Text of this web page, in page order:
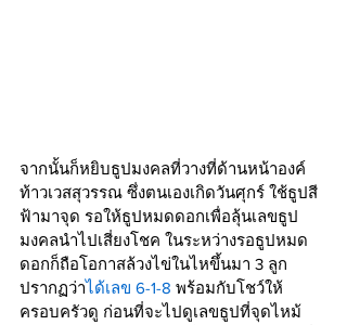
จากนั้นก็หยิบธูปมงคลที่วางที่ด้านหน้าองค์
ท้าวเวสสุวรรณ ซึ่งตนเองเกิดวันศุกร์ ใช้ธูปสี
ฟ้ามาจุด รอให้ธูปหมดดอกเพื่อลุ้นเลขธูป
มงคลนำไปเสี่ยงโชค ในระหว่างรอธูปหมด
ดอกก็ถือโอกาสล้วงไข่ในไหขึ้นมา 3 ลูก
ปรากฏว่าได้เลข 6-1-8 พร้อมกับโชว์ให้
ครอบครัวดู ก่อนที่จะไปดูเลขธูปที่จุดไหม้